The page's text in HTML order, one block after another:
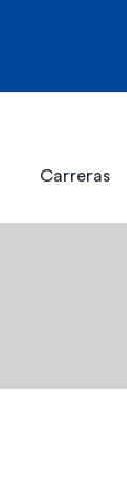
Carreras